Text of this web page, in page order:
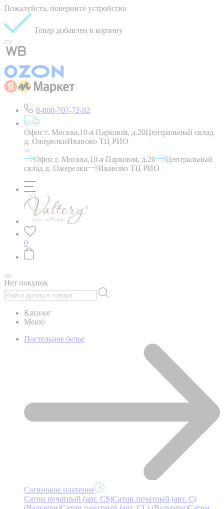
Пожалуйста, поверните устройство
Товар добавлен в корзину
8-800-707-72-92
Офис г. Москва,10-я Парковая, д.20Центральный склад
д. ОжерелкиИваново ТЦ РИО
Офис г. Москва,10-я Парковая, д.20
Центральный
склад д. Ожерелки
Иваново ТЦ РИО
0
Нет покупок
Каталог
Меню
Постельное белье
Сатиновое плетение
Сатин печатный (арт. СS)Сатин печатный (арт. С)